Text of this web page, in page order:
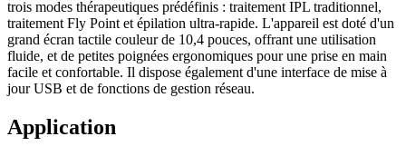
trois modes thérapeutiques prédéfinis : traitement IPL traditionnel,
traitement Fly Point et épilation ultra-rapide. L'appareil est doté d'un
grand écran tactile couleur de 10,4 pouces, offrant une utilisation
fluide, et de petites poignées ergonomiques pour une prise en main
facile et confortable. Il dispose également d'une interface de mise à
jour USB et de fonctions de gestion réseau.
Application